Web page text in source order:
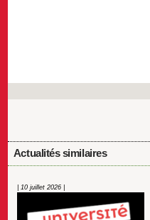
Actualités similaires
| 10 juillet 2026 |